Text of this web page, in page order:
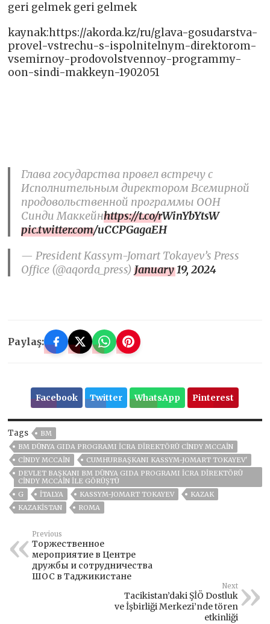
geri gelmek geri gelmek
kaynak:https://akorda.kz/ru/glava-gosudarstva-
provel-vstrechu-s-ispolnitelnym-direktorom-
vsemirnoy-prodovolstvennoy-programmy-
oon-sindi-makkeyn-1902051
Глава государства провел встречу с
Исполнительным директором Всемирной
продовольственной программы ООН
Синди Маккейнhttps://t.co/rWinYbYtsW
pic.twitter.com/uCCPGagaEH
— President Kassym-Jomart Tokayev’s Press
Office (@aqorda_press)January 19, 2024
Paylaş:
Facebook Twitter WhatsApp Pinterest
Tags
BM
BM DÜNYA GIDA PROGRAMI İCRA DIREKTÖRÜ CINDY MCCAIN
CINDY MCCAIN
CUMHURBAŞKANI KASSYM-JOMART TOKAYEV'
DEVLET BAŞKANI BM DÜNYA GIDA PROGRAMI İCRA DIREKTÖRÜ
CINDY MCCAIN ILE GÖRÜŞTÜ
G
İTALYA KASSYM-JOMART TOKAYEV
KAZAK
KAZAKİSTAN
ROMA
Previous
Торжественное
мероприятие в Центре
дружбы и сотрудничества
ШОС в Таджикистане
Next
Tacikistan’daki ŞİÖ Dostluk
ve İşbirliği Merkezi’nde tören
etkinliği